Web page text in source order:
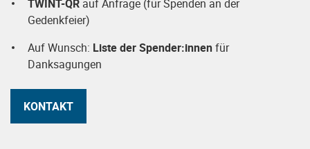
TWINT-QR auf Anfrage (für Spenden an der
Gedenkfeier)
Auf Wunsch: Liste der Spender:innenfür
Danksagungen
KONTAKT